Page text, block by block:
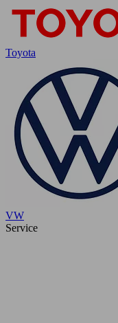
Toyota
VW
Service